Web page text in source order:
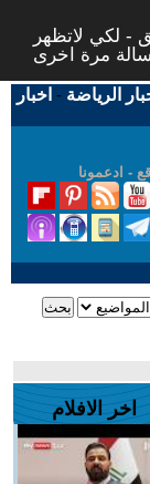
- لكي لاتظهر
الرياضة - اخبار
- ادعمونا
اخر الافلام